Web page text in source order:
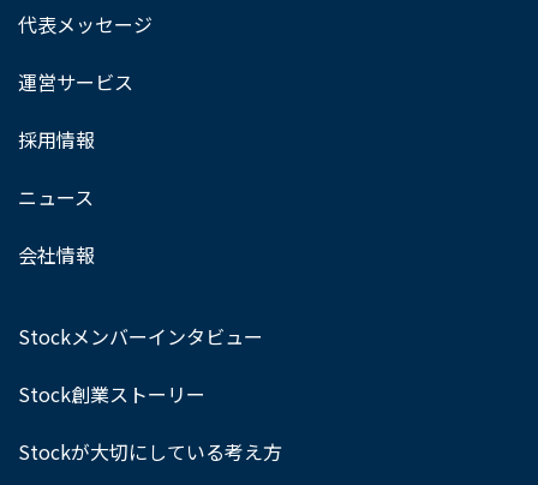
代表メッセージ
運営サービス
採用情報
ニュース
会社情報
Stockメンバーインタビュー
Stock創業ストーリー
Stockが大切にしている考え方